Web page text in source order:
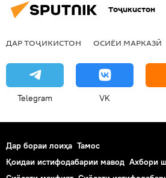
Тоҷикистон
ДАР ТОҶИКИСТОН ОСИЁИ МАРКАЗӢ
Telegram VK
Дар бораи лоиҳа Тамос
Қоидаи истифодабарии мавод Ахбори